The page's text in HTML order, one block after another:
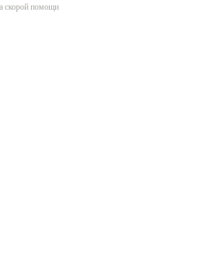
скорой помощи